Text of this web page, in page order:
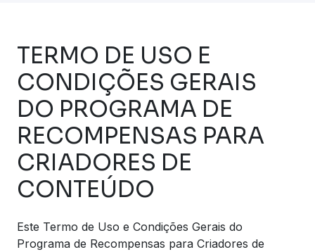
TERMO DE USO E
CONDIÇÕES GERAIS
DO PROGRAMA DE
RECOMPENSAS PARA
CRIADORES DE
CONTEÚDO
Este Termo de Uso e Condições Gerais do
Programa de Recompensas para Criadores de